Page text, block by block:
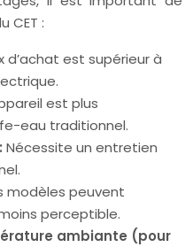
CET :
d’achat est supérieur à
est plus
eau traditionnel.
Nécessite un entretien
modèles peuvent
perceptible.
ambiante (pour